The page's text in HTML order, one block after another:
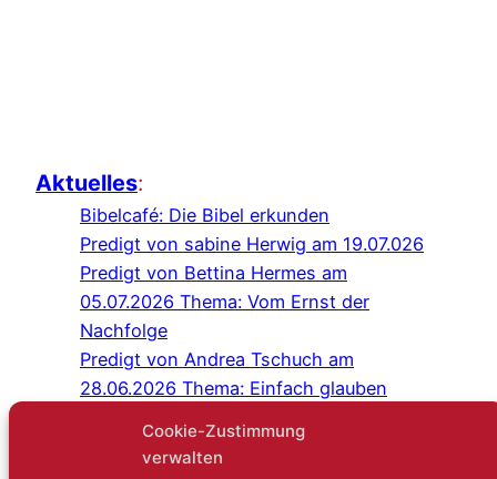
Cookie-Zustimmung
verwalten
Aktuelles:
Bibelcafé: Die Bibel erkunden
Predigt von sabine Herwig am 19.07.026
Predigt von Bettina Hermes am
05.07.2026 Thema: Vom Ernst der
Nachfolge
Predigt von Andrea Tschuch am
28.06.2026 Thema: Einfach glauben
Predigt von Sabine Herwig am